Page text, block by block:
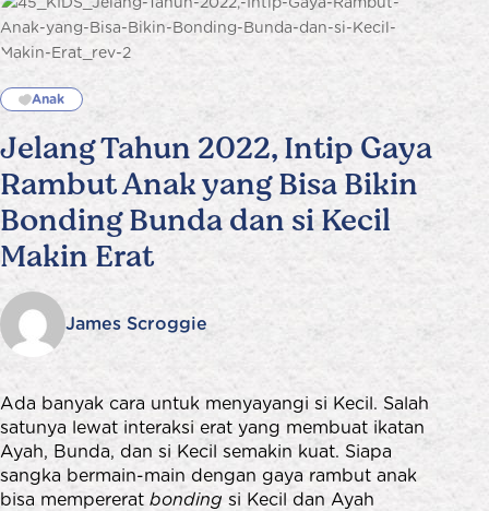
Anak
Jelang Tahun 2022, Intip Gaya
Rambut Anak yang Bisa Bikin
Bonding Bunda dan si Kecil
Makin Erat
James Scroggie
Ada banyak cara untuk menyayangi si Kecil. Salah
satunya lewat interaksi erat yang membuat ikatan
Ayah, Bunda, dan si Kecil semakin kuat. Siapa
sangka bermain-main dengan gaya rambut anak
bisa mempererat bonding si Kecil dan Ayah